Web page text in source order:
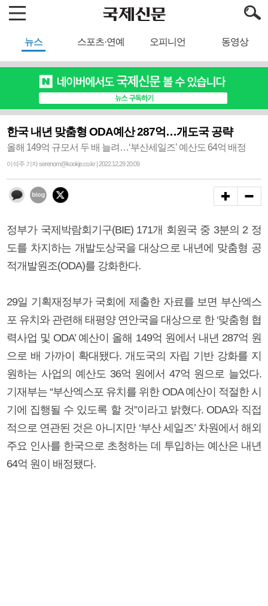
뉴스 스포츠·연예 오피니언 동영상
한국 내년 맞춤형 ODA예산 287억…개도국 공략
올해 149억 규모서 두 배 늘려…‘부산세일즈’ 예산도 64억 배정
이석주 기자 serenom@kookje.co.kr | 2022.12.29 20:09
정부가 국제박람회기구(BIE) 171개 회원국 중 3분의 2 정
도를 차지하는 개발도상국을 대상으로 내년에 맞춤형 공
적개발원조(ODA)를 강화한다.
29일 기획재정부가 국회에 제출한 자료를 보면 부산엑스
포 유치와 관련해 태평양 연안국을 대상으로 한 ‘맞춤형 협
력사업 및 ODA’ 예산이 올해 149억 원에서 내년 287억 원
으로 배 가까이 확대됐다. 개도국의 자립 기반 강화를 지
원하는 사업의 예산도 36억 원에서 47억 원으로 늘었다.
기재부는 “부산엑스포 유치를 위한 ODA 예산이 적절한 시
기에 집행될 수 있도록 할 것”이라고 밝혔다. ODA와 직접
적으로 연관된 것은 아니지만 ‘부산 세일즈’ 차원에서 해외
주요 인사를 한국으로 초청하는 데 투입하는 예산은 내년
64억 원이 배정됐다.